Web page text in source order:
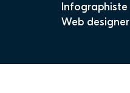
Infographiste
Web designer